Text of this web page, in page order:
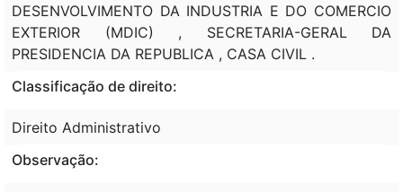
DESENVOLVIMENTO DA INDUSTRIA E DO COMERCIO
EXTERIOR (MDIC) , SECRETARIA-GERAL DA
PRESIDENCIA DA REPUBLICA , CASA CIVIL .
Classificação de direito:
Direito Administrativo
Observação: